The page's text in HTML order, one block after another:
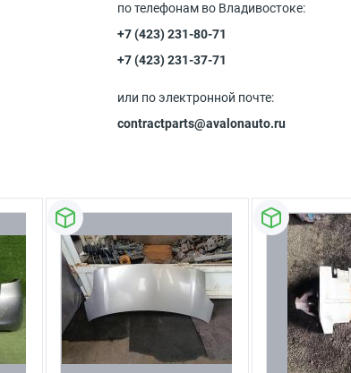
по телефонам во Владивостоке:
+7 (423) 231-80-71
+7 (423) 231-37-71
или по электронной почте:
contractparts@avalonauto.ru